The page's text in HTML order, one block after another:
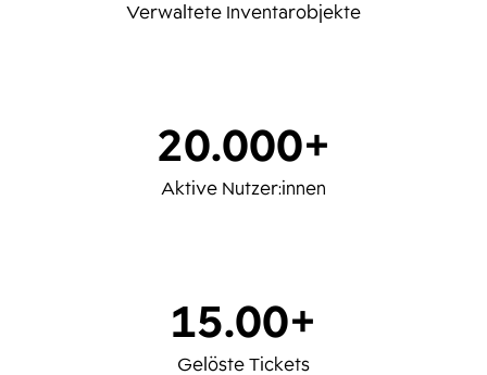
Verwaltete Inventarobjekte
20.000+
Aktive Nutzer:innen
15.00+
Gelöste Tickets